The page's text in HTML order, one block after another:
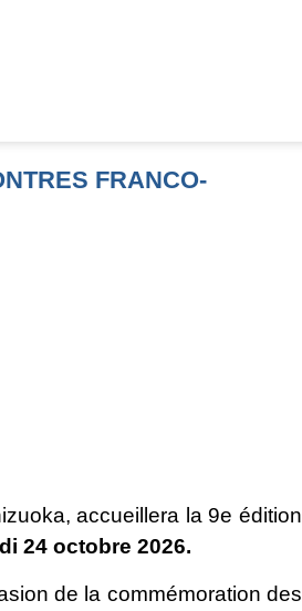
FRANCO-
accueillera la 9e édition
24 octobre 2026.
de la commémoration des